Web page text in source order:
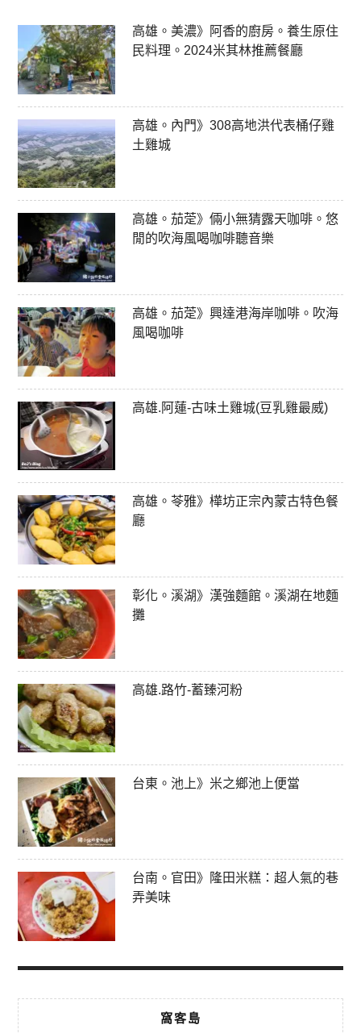
高雄。美濃》阿香的廚房。養生原住
民料理。2024米其林推薦餐廳
高雄。內門》308高地洪代表桶仔雞
土雞城
高雄。茄萣》倆小無猜露天咖啡。悠
閒的吹海風喝咖啡聽音樂
高雄。茄萣》興達港海岸咖啡。吹海
風喝咖啡
高雄.阿蓮-古味土雞城(豆乳雞最威)
高雄。苓雅》樺坊正宗內蒙古特色餐
廳
彰化。溪湖》漢強麵館。溪湖在地麵
攤
高雄.路竹-蓄臻河粉
台東。池上》米之鄉池上便當
台南。官田》隆田米糕：超人氣的巷
弄美味
窩客島